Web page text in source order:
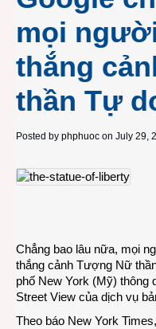
mọi
thắng
thần Tự
Posted by phphuoc on July 29,
Chẳng bao lâu nữa, mọi
thắng cảnh Tượng Nữ
phố New York (Mỹ) thông
Street View của dịch vụ
Theo báo New York